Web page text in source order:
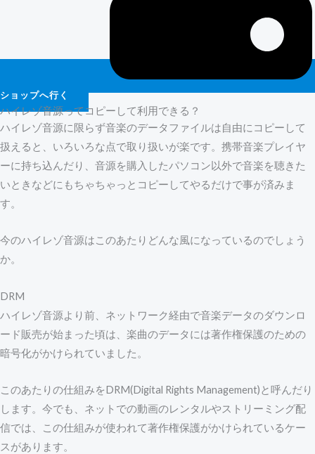
ショップへ行く
ハイレゾ音源ってコピーして利用できる？
ハイレゾ音源に限らず音楽のデータファイルは自由にコピーして
扱えると、いろいろな点で取り扱いが楽です。携帯音楽プレイヤ
ーに持ち込んだり、音源を購入したパソコン以外で音楽を聴きた
いときなどにもちゃちゃっとコピーしてやるだけで事が済みま
す。
今のハイレゾ音源はこのあたりどんな風になっているのでしょう
か。
DRM
ハイレゾ音源より前、ネットワーク経由で音楽データのダウンロ
ード販売が始まった頃は、楽曲のデータには著作権保護のための
暗号化がかけられていました。
このあたりの仕組みをDRM(Digital Rights Management)と呼んだり
します。今でも、ネットでの動画のレンタルやストリーミング配
信では、この仕組みが使われて著作権保護がかけられているケー
スがあります。